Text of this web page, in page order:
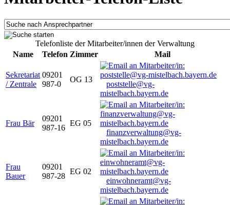
Telefonliste der Mitarbeiter/innen der Verwaltung
Name
Telefon Zimmer Mail
Sekretariat
/ Zentrale
09201
987-0
OG 13
poststelle@vg-
mistelbach.bayern.de
Frau Bär
09201
987-16
EG 05
finanzverwaltung@vg-
mistelbach.bayern.de
Frau
Bauer
09201
987-28
EG 02
einwohneramt@vg-
mistelbach.bayern.de